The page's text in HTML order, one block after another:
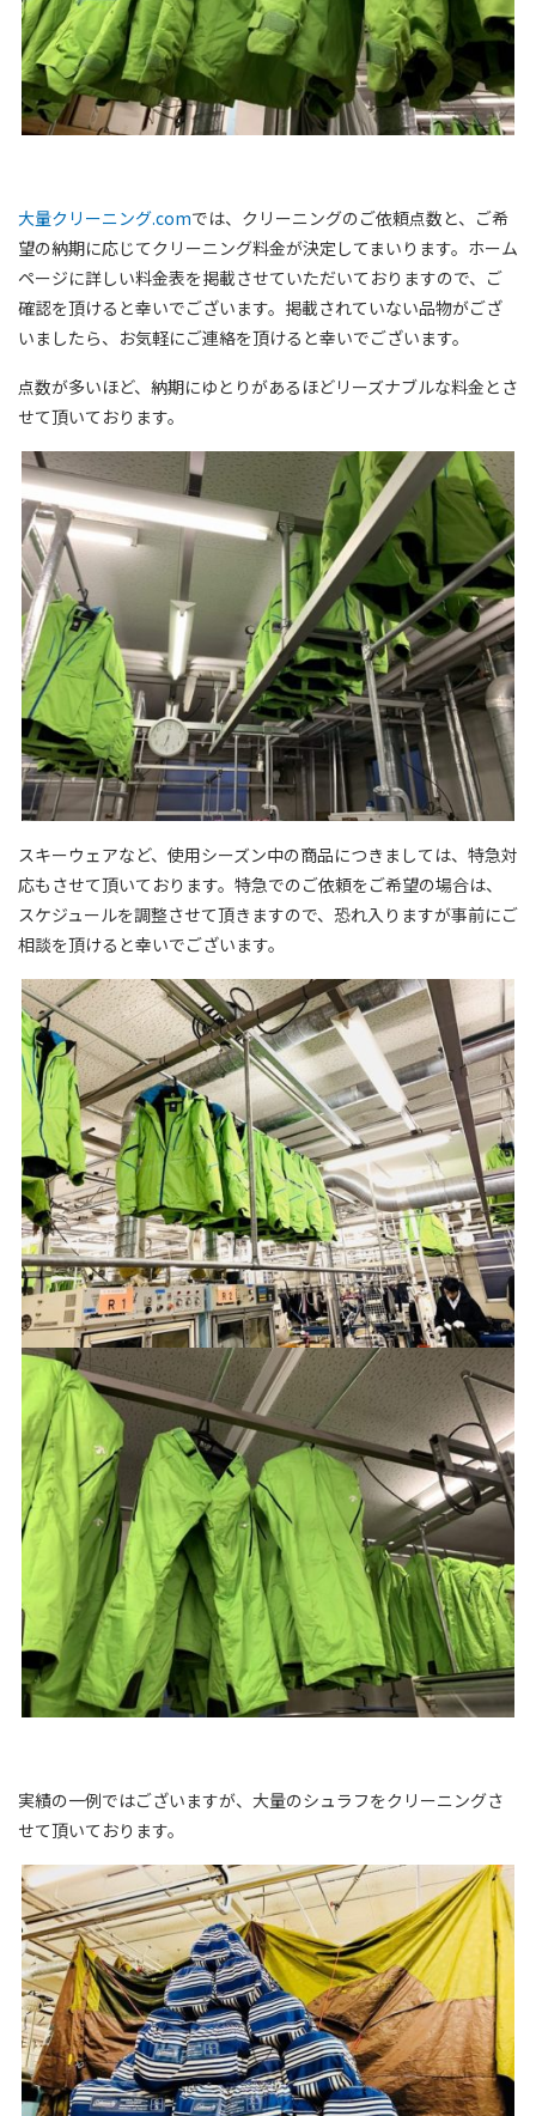
大量クリーニング.comでは、クリーニングのご依頼点数と、ご希
望の納期に応じてクリーニング料金が決定してまいります。ホーム
ページに詳しい料金表を掲載させていただいておりますので、ご
確認を頂けると幸いでございます。掲載されていない品物がござ
いましたら、お気軽にご連絡を頂けると幸いでございます。
点数が多いほど、納期にゆとりがあるほどリーズナブルな料金とさ
せて頂いております。
スキーウェアなど、使用シーズン中の商品につきましては、特急対
応もさせて頂いております。特急でのご依頼をご希望の場合は、
スケジュールを調整させて頂きますので、恐れ入りますが事前にご
相談を頂けると幸いでございます。
実績の一例ではございますが、大量のシュラフをクリーニングさ
せて頂いております。